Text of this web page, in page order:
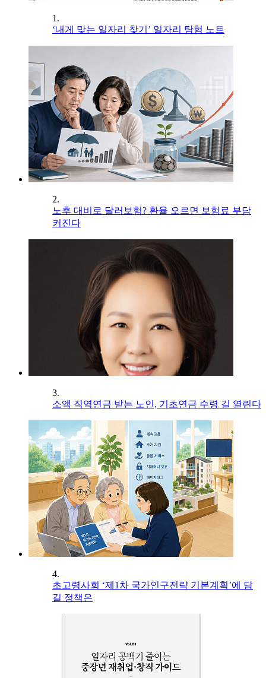
1.
‘내게 맞는 일자리 찾기’ 일자리 탐험 노트
2.
노후 대비로 달러보험? 환율 오르면 보험료 부담
커진다
3.
소액 직역연금 받는 노인, 기초연금 수령 길 열린다
4.
초고령사회 ‘제1차 국가인구전략 기본계획’에 담
길 정책은